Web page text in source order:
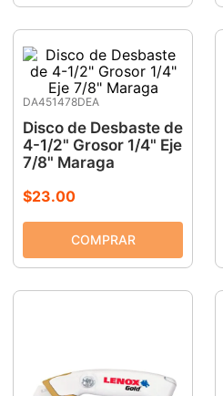
DA451478DEA
Disco de Desbaste de
4-1/2" Grosor 1/4" Eje
7/8" Maraga
$23.00